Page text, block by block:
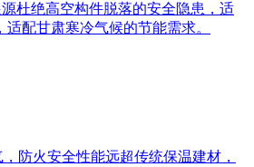
杜绝高空构件脱落的安全隐患，适
配甘肃寒冷气候的节能需求。
防火安全性能远超传统保温建材，